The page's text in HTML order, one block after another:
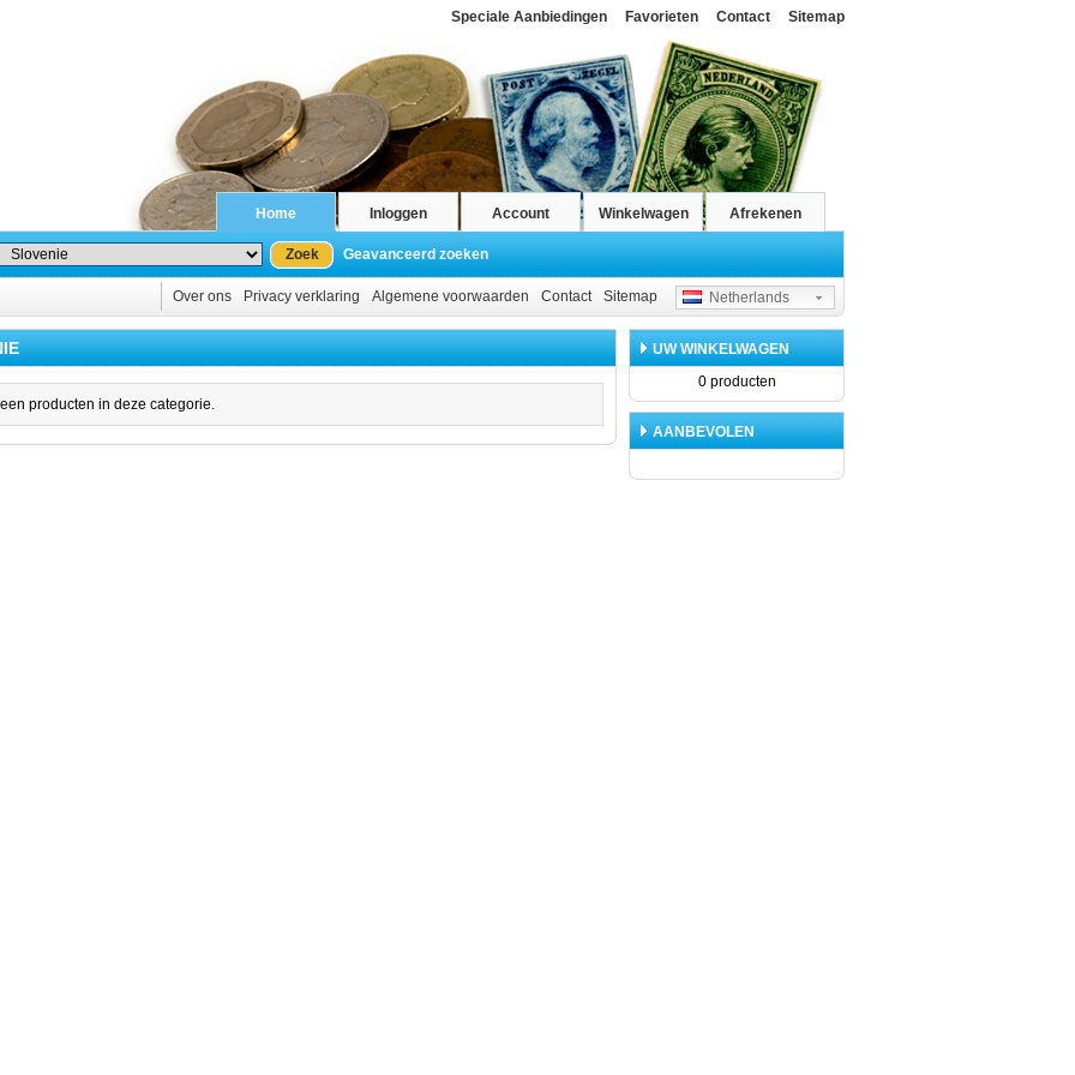
Speciale Aanbiedingen Favorieten Contact Sitemap
Home Inloggen Account Winkelwagen Afrekenen
Zoek Geavanceerd zoeken
Over ons Privacy verklaring Algemene voorwaarden Contact Sitemap Netherlands
UW WINKELWAGEN
0 producten
AANBEVOLEN
producten in deze categorie.